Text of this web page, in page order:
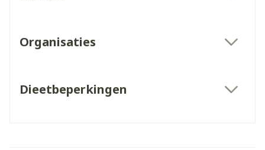
Organisaties
Dieetbeperkingen